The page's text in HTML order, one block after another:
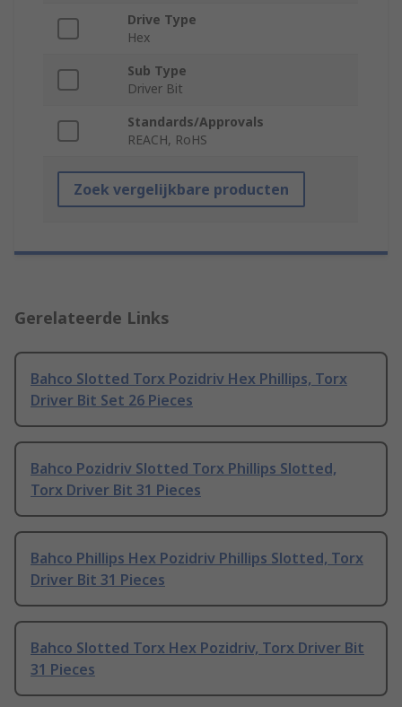
Drive Type
Hex
Sub Type
Driver Bit
Standards/Approvals
REACH, RoHS
Zoek vergelijkbare producten
Gerelateerde Links
Bahco Slotted Torx Pozidriv Hex Phillips, Torx
Driver Bit Set 26 Pieces
Bahco Pozidriv Slotted Torx Phillips Slotted,
Torx Driver Bit 31 Pieces
Bahco Phillips Hex Pozidriv Phillips Slotted, Torx
Driver Bit 31 Pieces
Bahco Slotted Torx Hex Pozidriv, Torx Driver Bit
31 Pieces